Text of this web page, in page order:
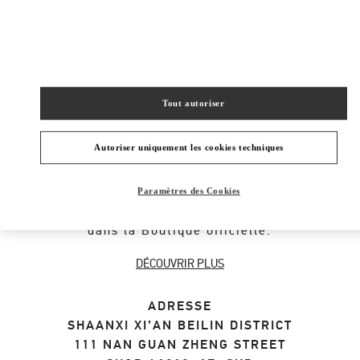
À PROPOS DE LA BOUTIQUE
femmes par le créateur Valentino Garavani.
dans la Boutique officielle.
DÉCOUVRIR PLUS
ADRESSE
SHAANXI XI’AN BEILIN DISTRICT
111 NAN GUAN ZHENG STREET
Autoriser uniquement les cookies techniques
Tout autoriser
Paramètres des Cookies